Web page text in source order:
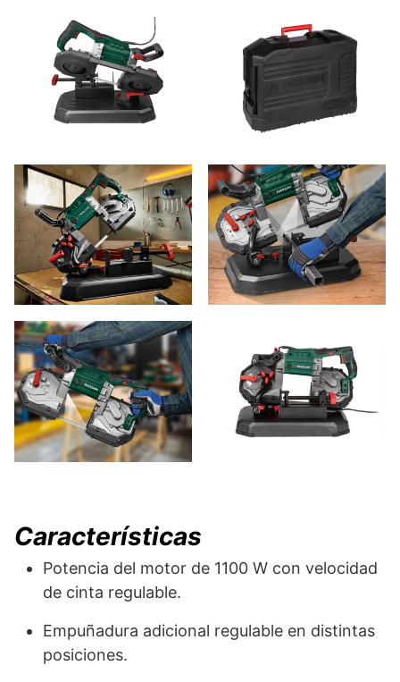
Características
Potencia del motor de 1100 W con velocidad
de cinta regulable.
Empuñadura adicional regulable en distintas
posiciones.